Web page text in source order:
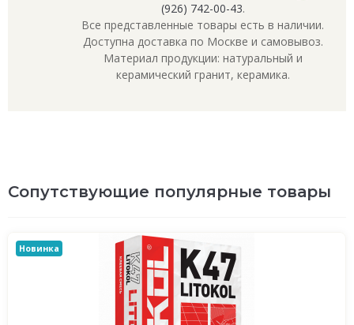
(926) 742-00-43.
Все представленные товары есть в наличии.
Доступна доставка по Москве и самовывоз.
Материал продукции: натуральный и
керамический гранит, керамика.
Сопутствующие популярные товары
Новинка